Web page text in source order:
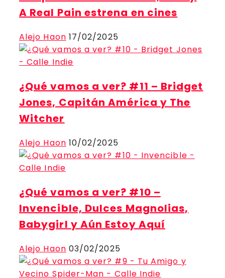
A Real Pain estrena en cines
Alejo Haon 17/02/2025
¿Qué vamos a ver? #11 – Bridget
Jones, Capitán América y The
Witcher
Alejo Haon 10/02/2025
¿Qué vamos a ver? #10 –
Invencible, Dulces Magnolias,
Babygirl y Aún Estoy Aquí
Alejo Haon 03/02/2025